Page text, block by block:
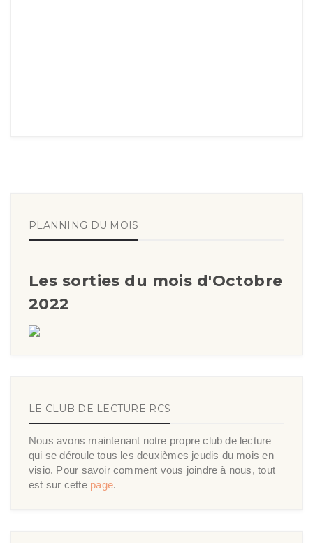
PLANNING DU MOIS
Les sorties du mois d'Octobre
2022
LE CLUB DE LECTURE RCS
Nous avons maintenant notre propre club de lecture
qui se déroule tous les deuxièmes jeudis du mois en
visio. Pour savoir comment vous joindre à nous, tout
est sur cette page.